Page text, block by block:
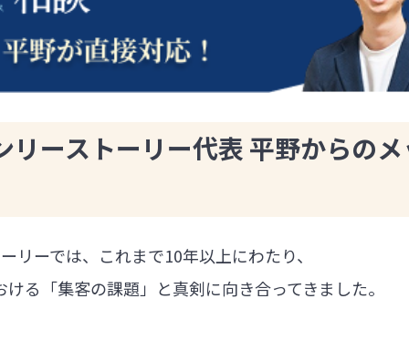
リーストーリー代表 平野からの
リーでは、これまで10年以上にわたり、
る「集客の課題」と真剣に向き合ってきました。